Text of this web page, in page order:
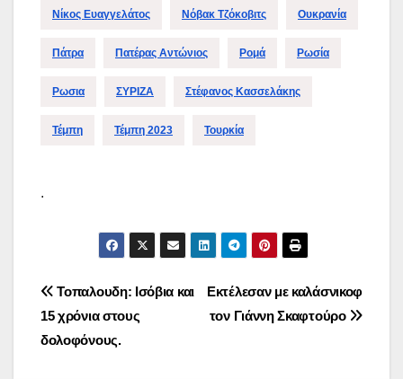
Νίκος Ευαγγελάτος Νόβακ Τζόκοβιτς Ουκρανία
Πάτρα Πατέρας Αντώνιος Ρομά Ρωσία
Ρωσια ΣΥΡΙΖΑ Στέφανος Κασσελάκης
Τέμπη Τέμπη 2023 Τουρκία
.
Πλοήγηση
άρθρων
Εκτέλεσαν με καλάσνικοφ
τον Γιάννη Σκαφτούρο
Τοπαλουδη: Ισόβια και
15 χρόνια στους
δολοφόνους.